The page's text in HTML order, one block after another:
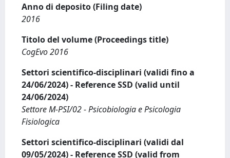
Anno di deposito (Filing date)
2016
Titolo del volume (Proceedings title)
CogEvo 2016
Settori scientifico-disciplinari (validi fino a
24/06/2024) - Reference SSD (valid until
24/06/2024)
Settore M-PSI/02 - Psicobiologia e Psicologia
Fisiologica
Settori scientifico-disciplinari (validi dal
09/05/2024) - Reference SSD (valid from